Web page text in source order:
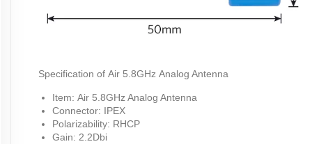
Specification of Air 5.8GHz Analog Antenna
Item: Air 5.8GHz Analog Antenna
Connector: IPEX
Polarizability: RHCP
Gain: 2.2Dbi